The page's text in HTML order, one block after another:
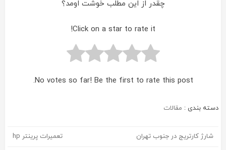
چقدر از این مطلب خوشت اومد؟
Click on a star to rate it!
No votes so far! Be the first to rate this post.
دسته بندی : مقالات
راهبری
شارژ کارتریج در جنوب تهران تعمیرات پرینتر hp